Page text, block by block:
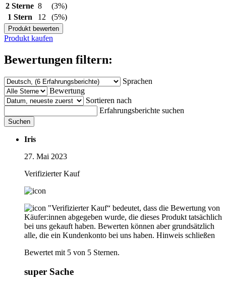
2 Sterne 8
(3%)
1 Stern
12 (5%)
Produkt bewerten
Produkt kaufen
Bewertungen filtern:
Sprachen
Bewertung
Sortieren nach
Erfahrungsberichte suchen
Suchen
Iris
27. Mai 2023
Verifizierter Kauf
"Verifizierter Kauf“ bedeutet, dass die Bewertung von
Käufer:innen abgegeben wurde, die dieses Produkt tatsächlich
bei uns gekauft haben. Bewerten können aber grundsätzlich
alle, die ein Kundenkonto bei uns haben. Hinweis schließen
Bewertet mit 5 von 5 Sternen.
super Sache